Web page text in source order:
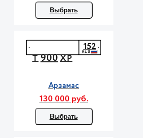
Выбрать
Т900ХР
152
Арзамас
130 000 руб.
Выбрать